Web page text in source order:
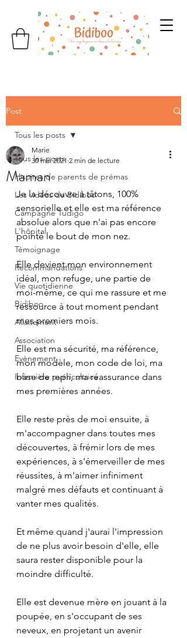
Post
Tous les posts
Hisoires de parents de prémas
Les vidéos de Bidiboo
Campagne Tudigo
L'hôpital
Témoignage
Recommandations
Vie quotidienne
Bidiboo
Allaitement
Association
Evènement
Infirmière puéricultrice
Tous les posts
Maman
Marie
30 mai 2021 2 min de lecture
Je la découvre à tâtons, 100%
sensorielle et elle est ma référence
absolue alors que n'ai pas encore
pointé le bout de mon nez.
Elle devient mon environnement
idéal, mon refuge, une partie de
moi-même, ce qui me rassure et me
ressource à tout moment pendant
mes premiers mois.
Elle est ma sécurité, ma référence,
mon modèle, mon code de loi, ma
base de repli, ma réassurance dans
mes premières années.
Elle reste près de moi ensuite, à
m'accompagner dans toutes mes
découvertes, à frémir lors de mes
expériences, à s'émerveiller de mes
réussites, à m'aimer infiniment
malgré mes défauts et continuant à
vanter mes qualités.
Et même quand j'aurai l'impression
de ne plus avoir besoin d'elle, elle
saura rester disponible pour la
moindre difficulté.
Elle est devenue mère en jouant à la
poupée, en s'occupant de ses
neveux, en projetant un avenir